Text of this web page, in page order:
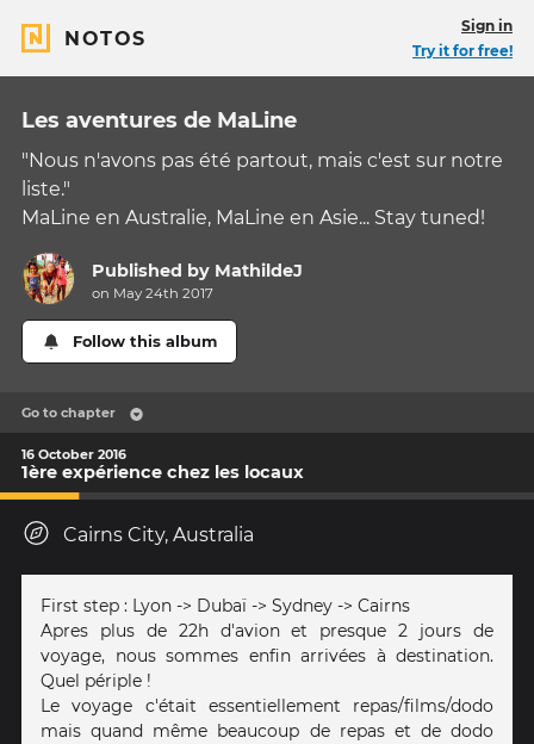
NOTOS
Sign in
Try it for free!
Les aventures de MaLine
"Nous n'avons pas été partout, mais c'est sur notre
liste."
MaLine en Australie, MaLine en Asie... Stay tuned!
Published by MathildeJ
on May 24th 2017
Follow this album
Go to chapter
16 October 2016
1ère expérience chez les locaux
Cairns City, Australia
First step : Lyon -> Dubaï -> Sydney -> Cairns
Apres plus de 22h d'avion et presque 2 jours de
voyage, nous sommes enfin arrivées à destination.
Quel périple !
Le voyage c'était essentiellement repas/films/dodo
mais quand même beaucoup de repas et de dodo